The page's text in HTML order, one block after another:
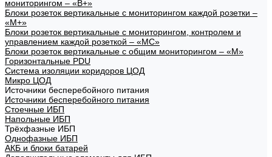
мониторингом – «В+»
Блоки розеток вертикальные с мониторингом каждой розетки –
«М+»
Блоки розеток вертикальные с мониторингом, контролем и
управлением каждой розеткой – «МС»
Блоки розеток вертикальные с общим мониторингом – «М»
Горизонтальные PDU
Система изоляции коридоров ЦОД
Микро ЦОД
Источники бесперебойного питания
Источники бесперебойного питания
Стоечные ИБП
Напольные ИБП
Трёхфазные ИБП
Однофазные ИБП
АКБ и блоки батарей